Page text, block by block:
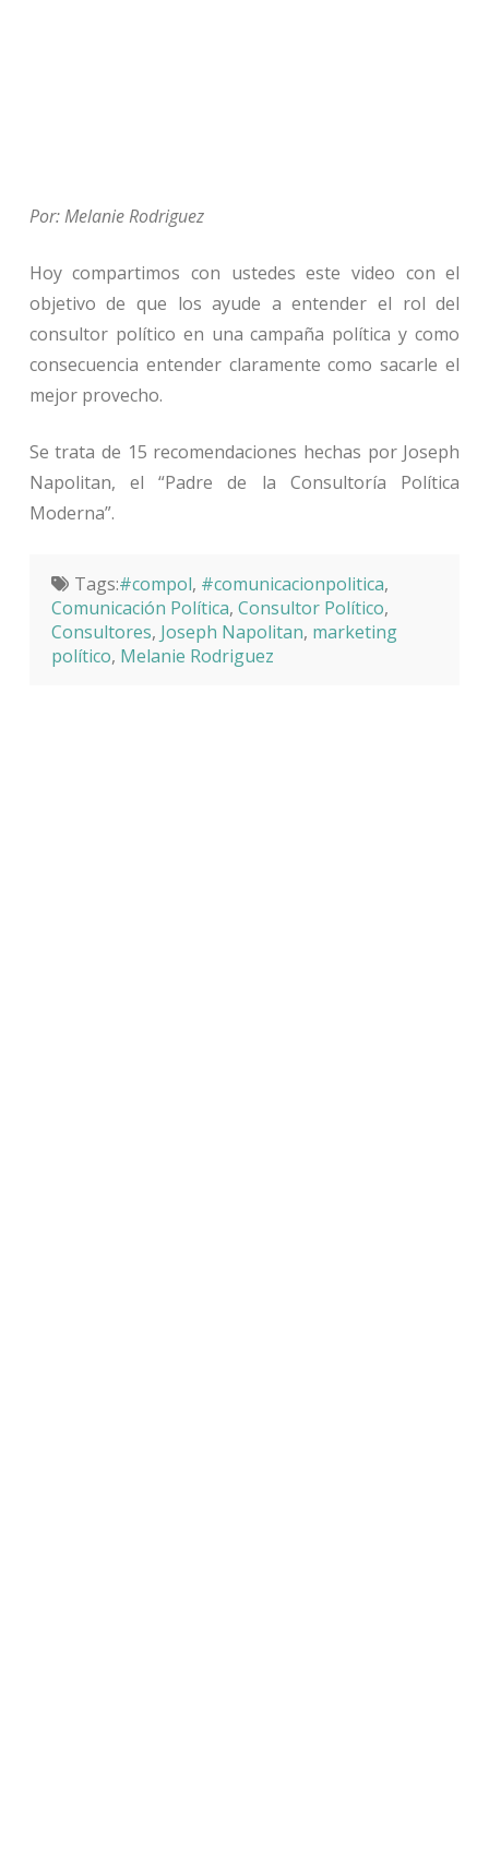
Por: Melanie Rodriguez
Hoy compartimos con ustedes este video con el
objetivo de que los ayude a entender el rol del
consultor político en una campaña política y como
consecuencia entender claramente como sacarle el
mejor provecho.
Se trata de 15 recomendaciones hechas por Joseph
Napolitan, el “Padre de la Consultoría Política
Moderna”.
Tags:#compol, #comunicacionpolitica,
Comunicación Política, Consultor Político,
Consultores, Joseph Napolitan, marketing
político, Melanie Rodriguez